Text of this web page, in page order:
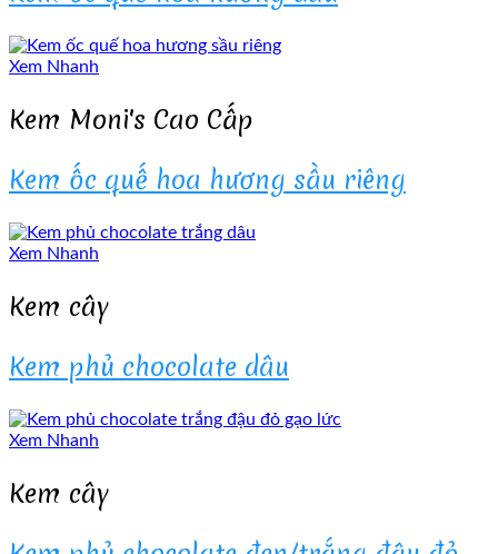
Xem Nhanh
Kem Moni's Cao Cấp
Kem ốc quế hoa hương sầu riêng
Xem Nhanh
Kem cây
Kem phủ chocolate dâu
Xem Nhanh
Kem cây